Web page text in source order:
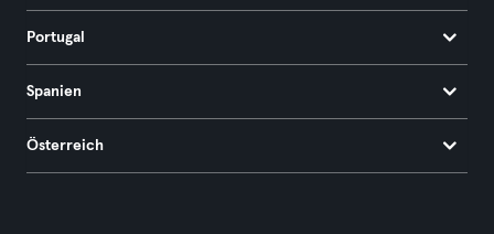
Portugal
Spanien
Österreich